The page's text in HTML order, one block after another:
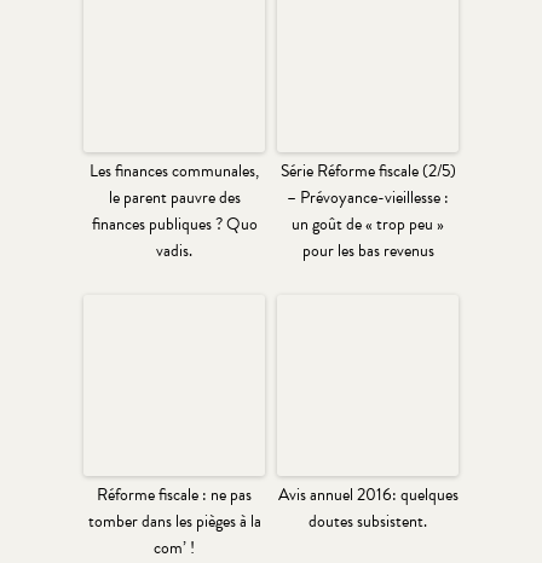
Les finances communales,
le parent pauvre des
finances publiques ? Quo
vadis.
Série Réforme fiscale (2/5)
– Prévoyance-vieillesse :
un goût de « trop peu »
pour les bas revenus
Réforme fiscale : ne pas
tomber dans les pièges à la
com’ !
Avis annuel 2016: quelques
doutes subsistent.